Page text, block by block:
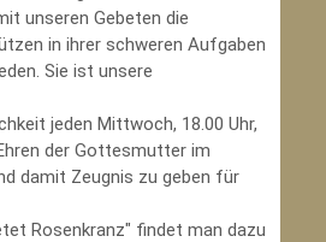
unseren Gebeten die
in ihrer schweren Aufgaben
Sie ist unsere
jeden Mittwoch, 18.00 Uhr,
der Gottesmutter im
damit Zeugnis zu geben für
Rosenkranz" findet man dazu